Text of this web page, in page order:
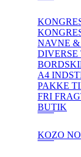
NAVNE
A4
PAKKE
FRI
BUTIK
KOZO